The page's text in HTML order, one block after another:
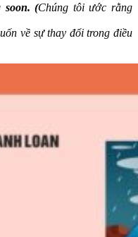
soon. (Chúng tôi ước rằng
về sự thay đổi trong điều